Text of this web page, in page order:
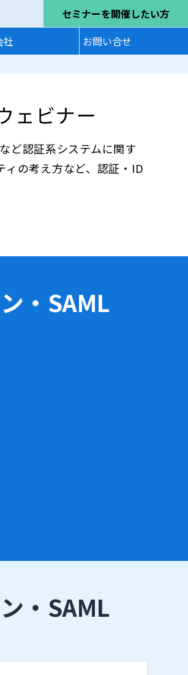
セミナーを開催したい方
社 お問い合せ
ェビナー
ど認証系システムに関す
ィの考え方など、認証・ID
・SAML
・SAML